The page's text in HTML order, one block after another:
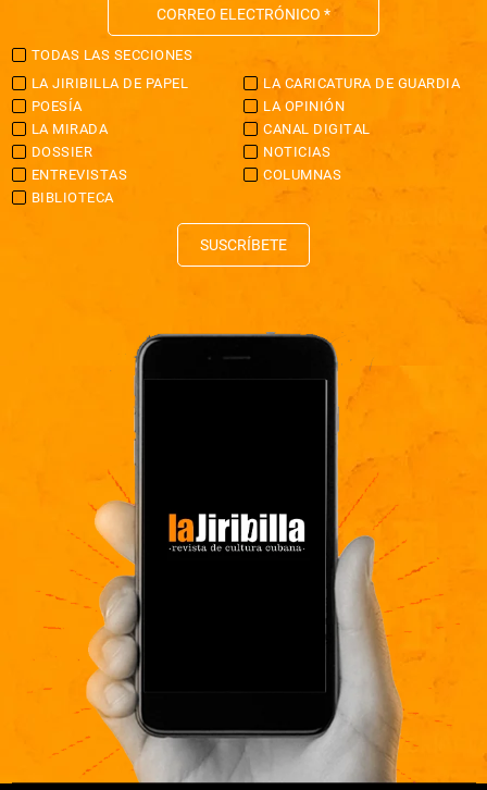
TODAS LAS SECCIONES
LA JIRIBILLA DE PAPEL
LA CARICATURA DE GUARDIA
POESÍA
LA OPINIÓN
LA MIRADA
CANAL DIGITAL
DOSSIER
NOTICIAS
ENTREVISTAS
COLUMNAS
BIBLIOTECA
SUSCRÍBETE